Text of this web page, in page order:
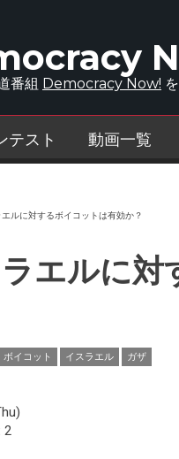
番組 Democracy Now!
テスト 動画一覧
エルに対するボイコットは有効か？
エルに対
ボイコット イスラエル ガザ
2